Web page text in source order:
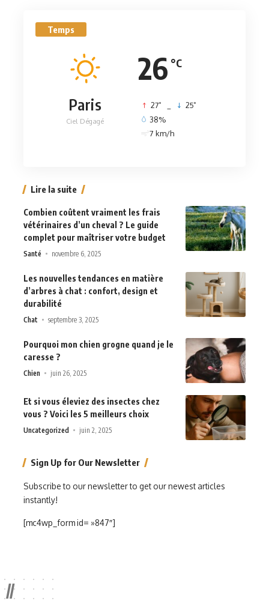
Temps
26 °C
Paris
Ciel Dégagé
27° 25°
38%
7 km/h
Lire la suite
Combien coûtent vraiment les frais
vétérinaires d’un cheval ? Le guide
complet pour maîtriser votre budget
Santé novembre 6, 2025
Les nouvelles tendances en matière
d’arbres à chat : confort, design et
durabilité
Chat septembre 3, 2025
Pourquoi mon chien grogne quand je le
caresse ?
Chien juin 26, 2025
Et si vous éleviez des insectes chez
vous ? Voici les 5 meilleurs choix
Uncategorized juin 2, 2025
Sign Up for Our Newsletter
Subscribe to our newsletter to get our newest articles
instantly!
[mc4wp_form id= »847″]
//